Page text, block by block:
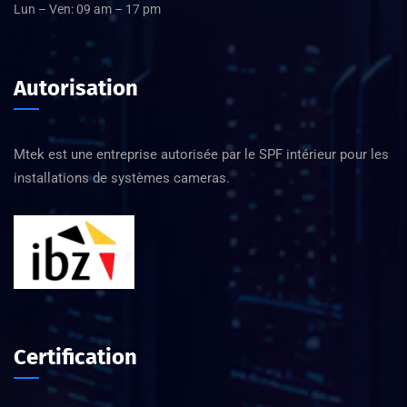
Lun – Ven: 09 am – 17 pm
Autorisation
Mtek est une entreprise autorisée par le SPF intérieur pour les
installations de systèmes cameras.
Certification